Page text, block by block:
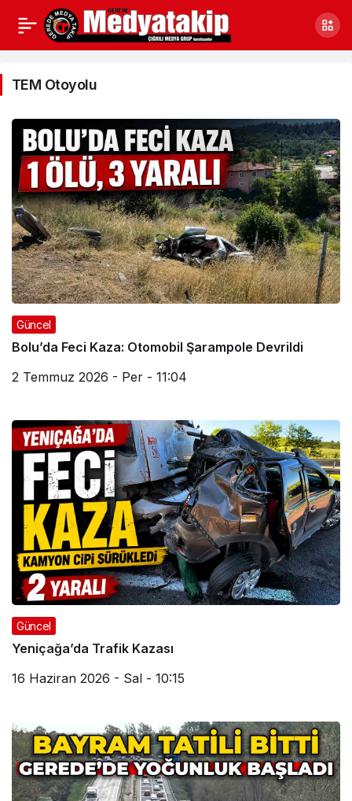
TEM
Otoyolu
Haberleri
TEM Otoyolu
Güncel
Bolu’da Feci Kaza: Otomobil Şarampole Devrildi
2 Temmuz 2026 - Per - 11:04
Güncel
Yeniçağa’da Trafik Kazası
16 Haziran 2026 - Sal - 10:15